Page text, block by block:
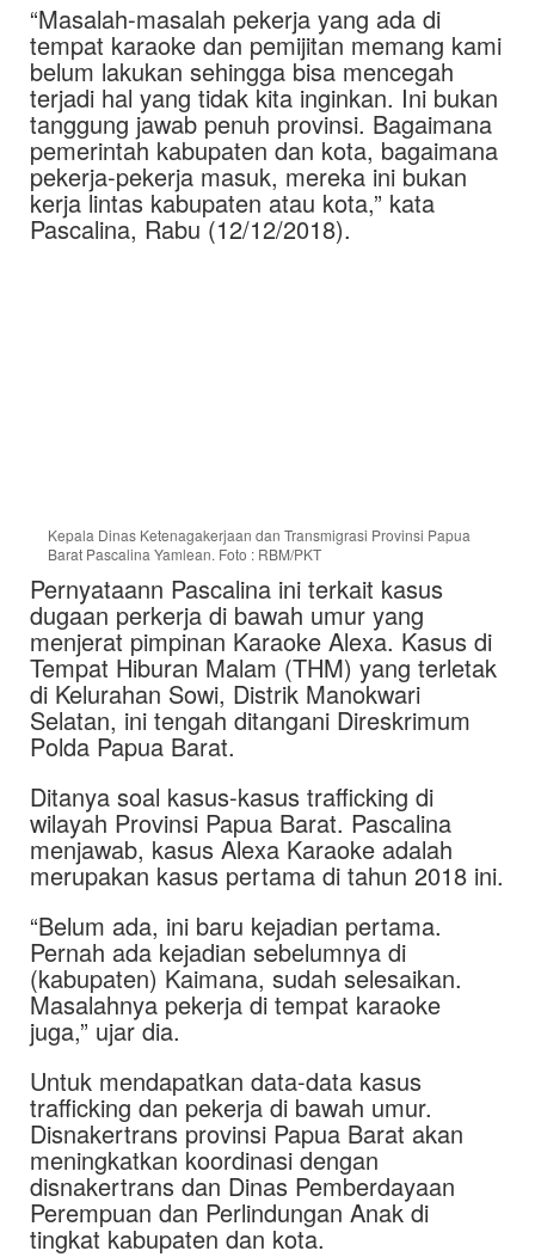
“Masalah-masalah pekerja yang ada di
tempat karaoke dan pemijitan memang kami
belum lakukan sehingga bisa mencegah
terjadi hal yang tidak kita inginkan. Ini bukan
tanggung jawab penuh provinsi. Bagaimana
pemerintah kabupaten dan kota, bagaimana
pekerja-pekerja masuk, mereka ini bukan
kerja lintas kabupaten atau kota,” kata
Pascalina, Rabu (12/12/2018).
Kepala Dinas Ketenagakerjaan dan Transmigrasi Provinsi Papua
Barat Pascalina Yamlean. Foto : RBM/PKT
Pernyataann Pascalina ini terkait kasus
dugaan perkerja di bawah umur yang
menjerat pimpinan Karaoke Alexa. Kasus di
Tempat Hiburan Malam (THM) yang terletak
di Kelurahan Sowi, Distrik Manokwari
Selatan, ini tengah ditangani Direskrimum
Polda Papua Barat.
Ditanya soal kasus-kasus trafficking di
wilayah Provinsi Papua Barat. Pascalina
menjawab, kasus Alexa Karaoke adalah
merupakan kasus pertama di tahun 2018 ini.
“Belum ada, ini baru kejadian pertama.
Pernah ada kejadian sebelumnya di
(kabupaten) Kaimana, sudah selesaikan.
Masalahnya pekerja di tempat karaoke
juga,” ujar dia.
Untuk mendapatkan data-data kasus
trafficking dan pekerja di bawah umur.
Disnakertrans provinsi Papua Barat akan
meningkatkan koordinasi dengan
disnakertrans dan Dinas Pemberdayaan
Perempuan dan Perlindungan Anak di
tingkat kabupaten dan kota.